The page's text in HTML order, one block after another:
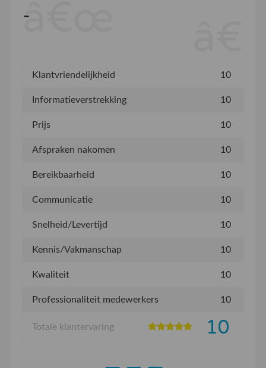
-
Klantvriendelijkheid 10
Informatieverstrekking 10
Prijs 10
Afspraken nakomen 10
Bereikbaarheid 10
Communicatie 10
Snelheid/Levertijd 10
Kennis/Vakmanschap 10
Kwaliteit 10
Professionaliteit medewerkers 10
Totale klantervaring 10